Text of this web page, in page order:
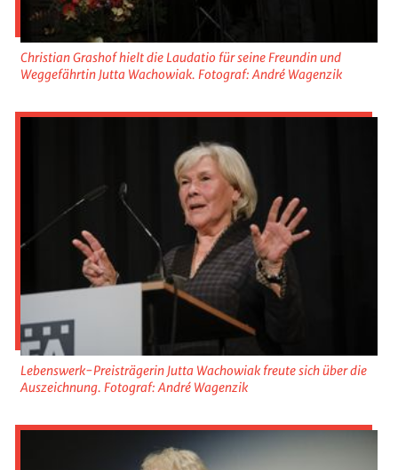
Christian Grashof hielt die Laudatio für seine Freundin und
Weggefährtin Jutta Wachowiak. Fotograf: André Wagenzik
Lebenswerk-Preisträgerin Jutta Wachowiak freute sich über die
Auszeichnung. Fotograf: André Wagenzik